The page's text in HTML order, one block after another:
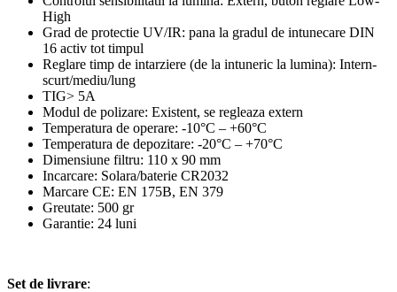
High
Grad de protectie UV/IR: pana la gradul de intunecare DIN
16 activ tot timpul
Reglare timp de intarziere (de la intuneric la lumina): Intern-
scurt/mediu/lung
TIG> 5A
Modul de polizare: Existent, se regleaza extern
Temperatura de operare: -10°C – +60°C
Temperatura de depozitare: -20°C – +70°C
Dimensiune filtru: 110 x 90 mm
Incarcare: Solara/baterie CR2032
Marcare CE: EN 175B, EN 379
Greutate: 500 gr
Garantie: 24 luni
Set de livrare: